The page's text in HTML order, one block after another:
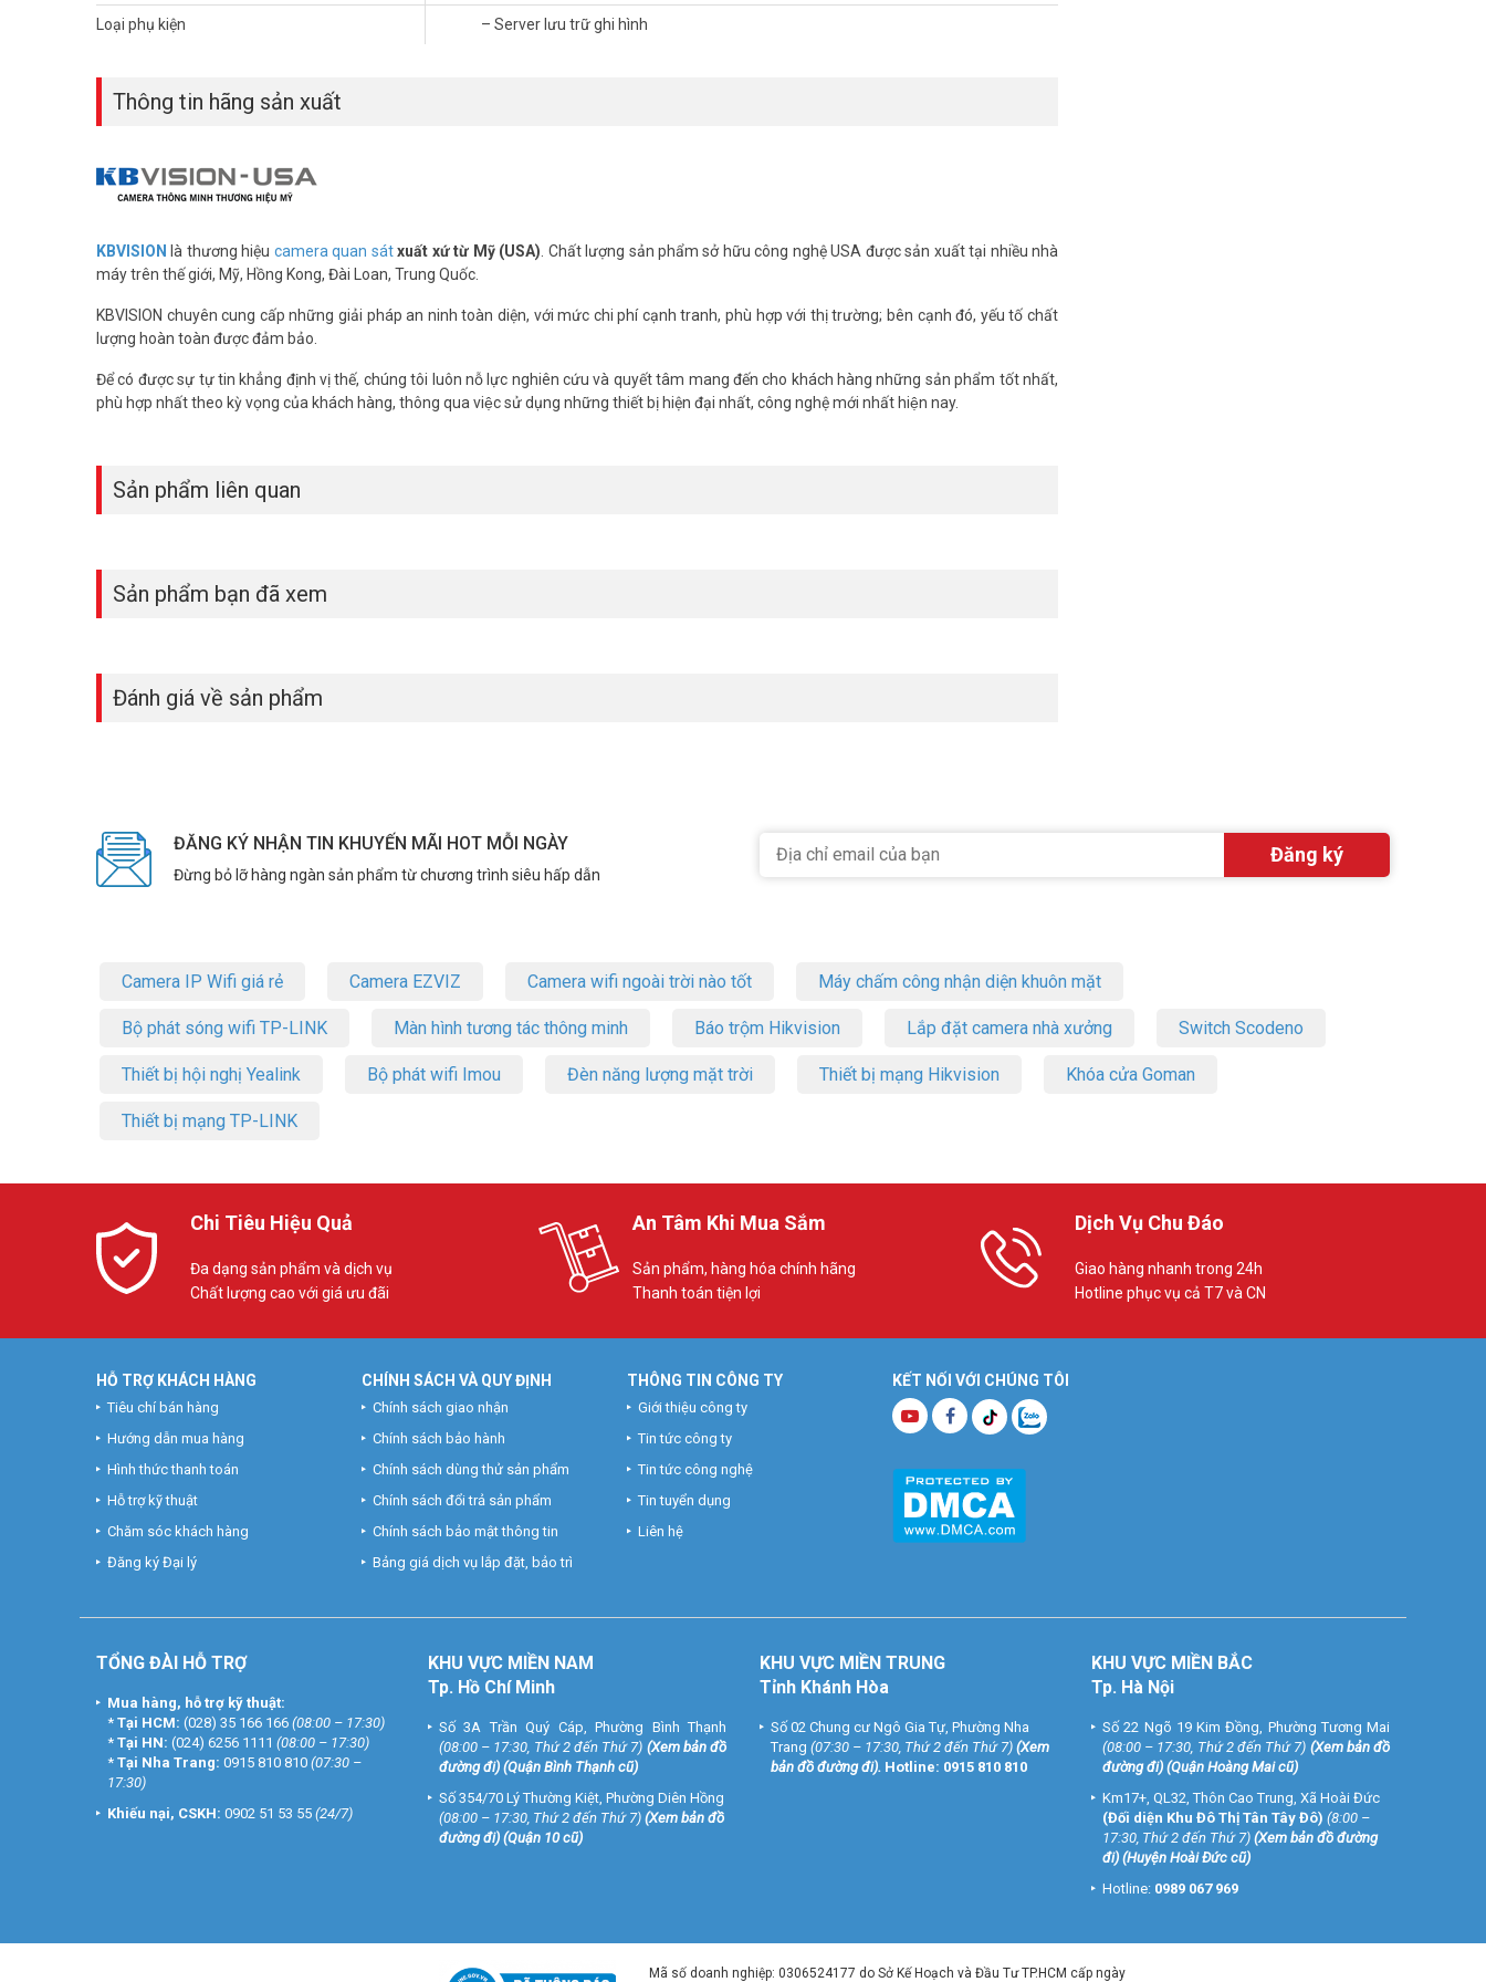
Quý khách có nhu cầu tư vấn và giá bán thiết bị lưu trữ KBVISION xin vui lòng liên hệ Hotline 1900.9259 gặp phòng kinh doanh để được hỗ trợ
ưu đãi tốt nhất.
– Facebook:https://www.facebook.com/vuhoangtelecom/
– Youtube:
https://www.youtube.com/c/VuhoangTVChannel
Loại phụ kiện – Server lưu trữ ghi hình
Thông tin hãng sản xuất
KBVISION là thương hiệu camera quan sát xuất xứ từ Mỹ (USA) . Chất lượng sản phẩm sở hữu công nghệ USA được sản xuất tại nhiều nhà
máy trên thế giới, Mỹ, Hồng Kong, Đài Loan, Trung Quốc.
KBVISION chuyên cung cấp những giải pháp an ninh toàn diện, với mức chi phí cạnh tranh, phù hợp với thị trường; bên cạnh đó, yếu tố chất
lượng hoàn toàn được đảm bảo.
Để có được sự tự tin khẳng định vị thế, chúng tôi luôn nỗ lực nghiên cứu và quyết tâm mang đến cho khách hàng những sản phẩm tốt nhất,
phù hợp nhất theo kỳ vọng của khách hàng, thông qua việc sử dụng những thiết bị hiện đại nhất, công nghệ mới nhất hiện nay.
Sản phẩm liên quan
Sản phẩm bạn đã xem
Đánh giá về sản phẩm
ĐĂNG KÝ NHẬN TIN KHUYẾN MÃI HOT MỖI NGÀY
Đừng bỏ lỡ hàng ngàn sản phẩm từ chương trình siêu hấp dẫn
Camera IP Wifi giá rẻ Camera EZVIZ Camera wifi ngoài trời nào tốt Máy chấm công nhận diện khuôn mặt
Bộ phát sóng wifi TP-LINK Màn hình tương tác thông minh Báo trộm Hikvision Lắp đặt camera nhà xưởng Switch Scodeno
Thiết bị hội nghị Yealink Bộ phát wifi Imou Đèn năng lượng mặt trời Thiết bị mạng Hikvision Khóa cửa Goman
Thiết bị mạng TP-LINK
Chi Tiêu Hiệu Quả
Đa dạng sản phẩm và dịch vụ
Chất lượng cao với giá ưu đãi
An Tâm Khi Mua Sắm
Sản phẩm, hàng hóa chính hãng
Thanh toán tiện lợi
Dịch Vụ Chu Đáo
Giao hàng nhanh trong 24h
Hotline phục vụ cả T7 và CN
KẾT NỐI VỚI CHÚNG TÔI
HỖ TRỢ KHÁCH HÀNG
Tiêu chí bán hàng
Hướng dẫn mua hàng
Hình thức thanh toán
Hỗ trợ kỹ thuật
Chăm sóc khách hàng
Đăng ký Đại lý
CHÍNH SÁCH VÀ QUY ĐỊNH
Chính sách giao nhận
Chính sách bảo hành
Chính sách dùng thử sản phẩm
Chính sách đổi trả sản phẩm
Chính sách bảo mật thông tin
Bảng giá dịch vụ lắp đặt, bảo trì
THÔNG TIN CÔNG TY
Giới thiệu công ty
Tin tức công ty
Tin tức công nghệ
Tin tuyển dụng
Liên hệ
TỔNG ĐÀI HỖ TRỢ
Mua hàng, hỗ trợ kỹ thuật:
* Tại HCM: (028) 35 166 166 (08:00 – 17:30)
* Tại HN: (024) 6256 1111 (08:00 – 17:30)
* Tại Nha Trang: 0915 810 810 (07:30 –
17:30)
Khiếu nại, CSKH: 0902 51 53 55 (24/7)
KHU VỰC MIỀN NAM
Tp. Hồ Chí Minh
Số 3A Trần Quý Cáp, Phường Bình Thạnh
(08:00 – 17:30, Thứ 2 đến Thứ 7) (Xem bản đồ
đường đi) (Quận Bình Thạnh cũ)
Số 354/70 Lý Thường Kiệt, Phường Diên Hồng
(08:00 – 17:30, Thứ 2 đến Thứ 7) (Xem bản đồ
đường đi) (Quận 10 cũ)
KHU VỰC MIỀN TRUNG
Tỉnh Khánh Hòa
Số 02 Chung cư Ngô Gia Tự, Phường Nha
Trang (07:30 – 17:30, Thứ 2 đến Thứ 7) (Xem
bản đồ đường đi). Hotline: 0915 810 810
KHU VỰC MIỀN BẮC
Tp. Hà Nội
Số 22 Ngõ 19 Kim Đồng, Phường Tương Mai
(08:00 – 17:30, Thứ 2 đến Thứ 7) (Xem bản đồ
đường đi) (Quận Hoàng Mai cũ)
Km17+, QL32, Thôn Cao Trung, Xã Hoài Đức
(Đối diện Khu Đô Thị Tân Tây Đô) (8:00 –
17:30, Thứ 2 đến Thứ 7) (Xem bản đồ đường
đi) (Huyện Hoài Đức cũ)
Hotline: 0989 067 969
Mã số doanh nghiệp: 0306524177 do Sở Kế Hoạch và Đầu Tư TP.HCM cấp ngày